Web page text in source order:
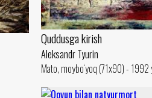
Quddusga kirish
Aleksandr Tyurin
Mato, moybo‘yoq (71x90) - 1992